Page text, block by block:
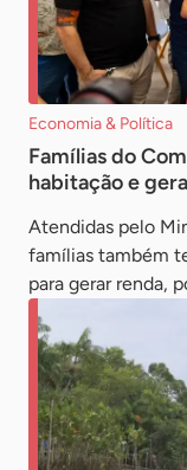
Economia & Política
Famílias do
habitação e
Atendidas pelo
famílias também
para gerar renda,